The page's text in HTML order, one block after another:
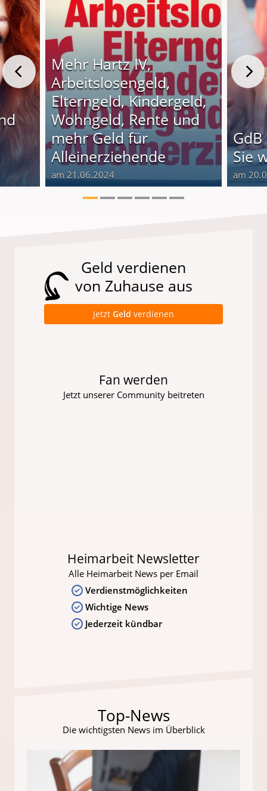
Mehr Hartz IV,
Arbeitslosengeld,
Elterngeld, Kindergeld,
Wohngeld, Rente und
mehr Geld für
Alleinerziehende
am 21.06.2024
Sie
am
Geld verdienen
von Zuhause aus
Jetzt Geld verdienen
Fan werden
Jetzt unserer Community beitreten
Heimarbeit Newsletter
Alle Heimarbeit News per Email
Verdienstmöglichkeiten
Wichtige News
Jederzeit kündbar
Top-News
Die wichtigsten News im Überblick